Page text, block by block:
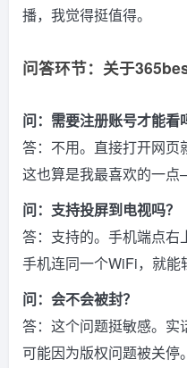
播，我觉得挺值得。
问答环节：关于
问：需要注册账号才能看
答：不用。直接打开网页
这也算是我最喜欢的一
问：支持投屏到电视吗？
答：支持的。手机端点右
手机连同一个WiFi，就能
问：会不会被封？
答：这个问题挺敏感。实
可能因为版权问题被关